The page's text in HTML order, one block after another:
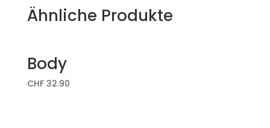
Ähnliche Produkte
Body
CHF32.90